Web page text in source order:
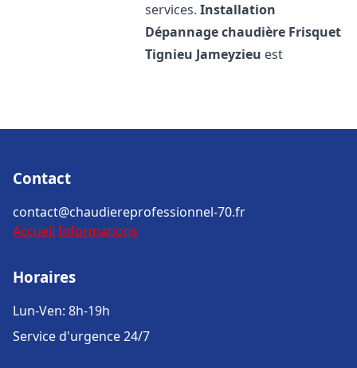
services.Installation
Dépannage chaudière Frisquet
Tignieu Jameyzieu est
Contact
contact@chaudiereprofessionnel-70.fr
Accueil Informations
Horaires
Lun-Ven: 8h-19h
Service d'urgence 24/7